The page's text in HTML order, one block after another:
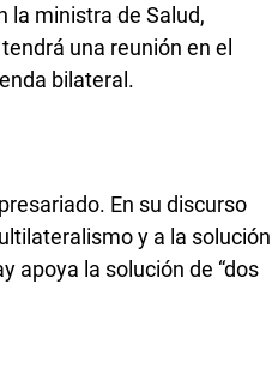
la ministra de Salud,
una reunión en el
bilateral.
En su discurso
y a la solución
apoya la solución de “dos